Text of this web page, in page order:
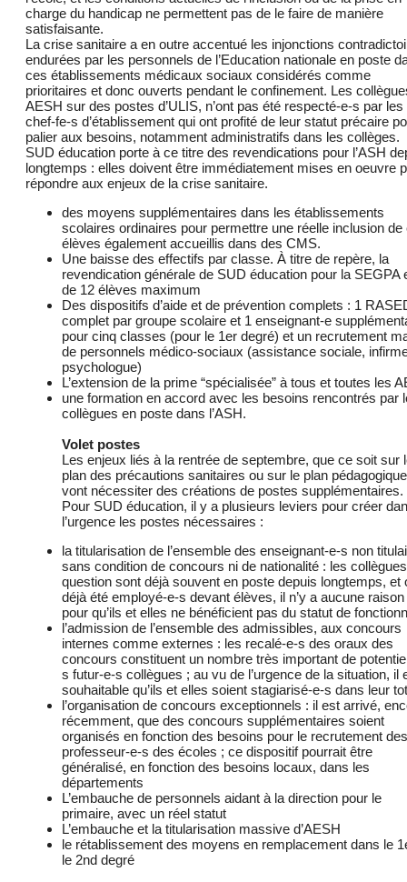
charge du handicap ne permettent pas de le faire de manière
satisfaisante.
La crise sanitaire a en outre accentué les injonctions
endurées par les personnels de l’Education nationale en poste
ces établissements médicaux sociaux considérés comme
prioritaires et donc ouverts pendant le confinement. Les
AESH sur des postes d’ULIS, n’ont pas été respecté-e-s par les
chef-fe-s d’établissement qui ont profité de leur statut précaire
palier aux besoins, notamment administratifs dans les collèges.
SUD éducation porte à ce titre des revendications pour l’ASH
longtemps : elles doivent être immédiatement mises en oeuvre
répondre aux enjeux de la crise sanitaire.
des moyens supplémentaires dans les établissements
scolaires ordinaires pour permettre une réelle inclusion de
élèves également accueillis dans des CMS.
Une baisse des effectifs par classe. À titre de repère, la
revendication générale de SUD éducation pour la SEGPA
de 12 élèves maximum
Des dispositifs d’aide et de prévention complets : 1
complet par groupe scolaire et 1 enseignant-e
pour cinq classes (pour le 1er degré) et un recrutement
de personnels médico-sociaux (assistance sociale,
psychologue)
L’extension de la prime “spécialisée” à tous et toutes les
une formation en accord avec les besoins rencontrés par
collègues en poste dans l’ASH.
Volet postes
Les enjeux liés à la rentrée de septembre, que ce soit sur
plan des précautions sanitaires ou sur le plan
vont nécessiter des créations de postes supplémentaires.
Pour SUD éducation, il y a plusieurs leviers pour créer
l’urgence les postes nécessaires :
la titularisation de l’ensemble des enseignant-e-s non
sans condition de concours ni de nationalité : les
question sont déjà souvent en poste depuis longtemps, et
déjà été employé-e-s devant élèves, il n’y a aucune raison
pour qu’ils et elles ne bénéficient pas du statut de
l’admission de l’ensemble des admissibles, aux concours
internes comme externes : les recalé-e-s des oraux des
concours constituent un nombre très important de
s futur-e-s collègues ; au vu de l’urgence de la situation, il
souhaitable qu’ils et elles soient stagiarisé-e-s dans leur
l’organisation de concours exceptionnels : il est arrivé,
récemment, que des concours supplémentaires soient
organisés en fonction des besoins pour le recrutement des
professeur-e-s des écoles ; ce dispositif pourrait être
généralisé, en fonction des besoins locaux, dans les
départements
L’embauche de personnels aidant à la direction pour le
primaire, avec un réel statut
L’embauche et la titularisation massive d’AESH
le rétablissement des moyens en remplacement dans le
le 2nd degré